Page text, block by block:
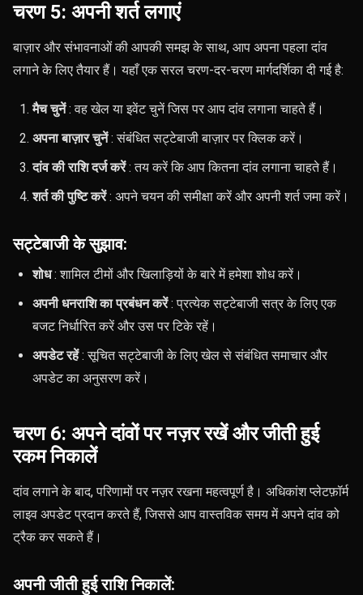
चरण 5: अपनी शर्त लगाएं
बाज़ार और संभावनाओं की आपकी समझ के साथ, आप अपना पहला दांव
लगाने के लिए तैयार हैं। यहाँ एक सरल चरण-दर-चरण मार्गदर्शिका दी गई है:
मैच चुनें: वह खेल या इवेंट चुनें जिस पर आप दांव लगाना चाहते हैं।
अपना बाज़ार चुनें: संबंधित सट्टेबाजी बाज़ार पर क्लिक करें।
दांव की राशि दर्ज करें: तय करें कि आप कितना दांव लगाना चाहते हैं।
शर्त की पुष्टि करें: अपने चयन की समीक्षा करें और अपनी शर्त जमा करें।
सट्टेबाजी के सुझाव:
शोध: शामिल टीमों और खिलाड़ियों के बारे में हमेशा शोध करें।
अपनी धनराशि का प्रबंधन करें: प्रत्येक सट्टेबाजी सत्र के लिए एक
बजट निर्धारित करें और उस पर टिके रहें।
अपडेट रहें: सूचित सट्टेबाजी के लिए खेल से संबंधित समाचार और
अपडेट का अनुसरण करें।
चरण 6: अपने दांवों पर नज़र रखें और जीती हुई
रकम निकालें
दांव लगाने के बाद, परिणामों पर नज़र रखना महत्वपूर्ण है। अधिकांश प्लेटफ़ॉर्म
लाइव अपडेट प्रदान करते हैं, जिससे आप वास्तविक समय में अपने दांव को
ट्रैक कर सकते हैं।
अपनी जीती हुई राशि निकालें: